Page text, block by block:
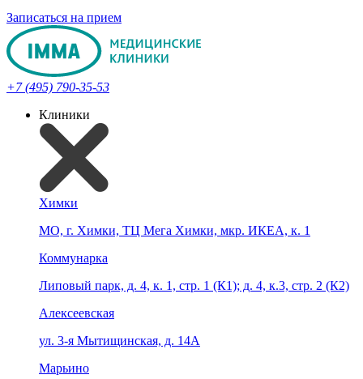
Записаться на прием
+7 (495) 790-35-53
Клиники
Химки
МО, г. Химки, ТЦ Мега Химки, мкр. ИКЕА, к. 1
Коммунарка
Липовый парк, д. 4, к. 1, стр. 1 (К1); д. 4, к.3, стр. 2 (К2)
Алексеевская
ул. 3-я Мытищинская, д. 14А
Марьино